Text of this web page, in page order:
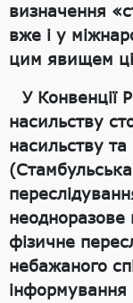
визначення
вже і у
цим явищем
У Конвенції
насильству
насильству
неодноразове
фізичне
небажаного